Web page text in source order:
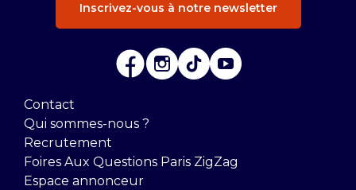
Inscrivez-vous à notre newsletter
Contact
Qui sommes-nous ?
Recrutement
Foires Aux Questions Paris ZigZag
Espace annonceur